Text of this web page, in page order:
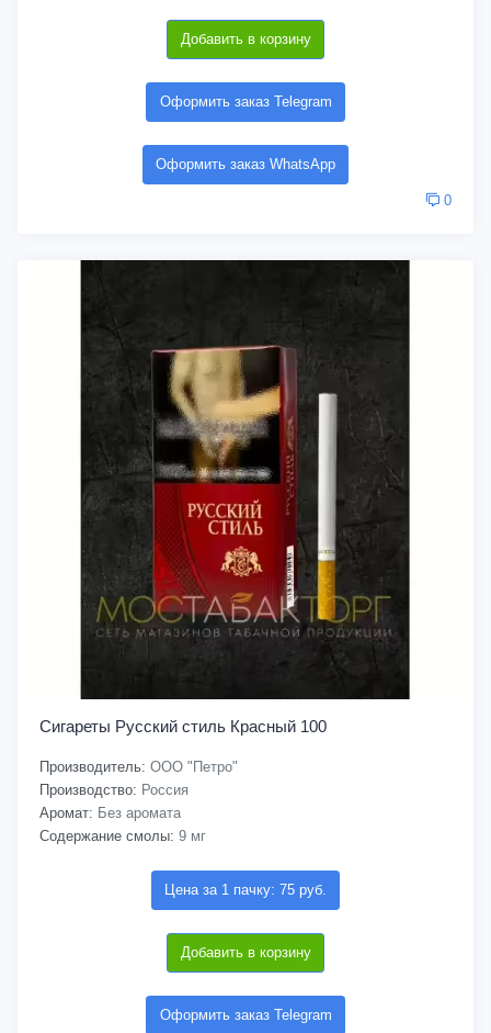
Добавить в корзину
Оформить заказ Telegram
Оформить заказ WhatsApp
0
Сигареты Русский стиль Красный 100
Производитель: ООО "Петро"
Производство: Россия
Аромат: Без аромата
Содержание смолы: 9 мг
Цена за 1 пачку: 75 руб.
Добавить в корзину
Оформить заказ Telegram